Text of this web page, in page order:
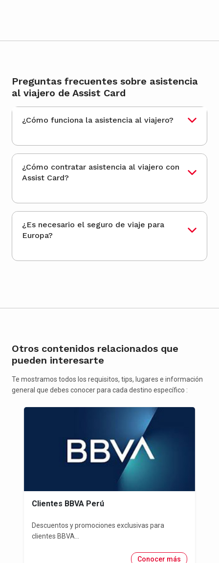
Preguntas frecuentes sobre asistencia
al viajero de Assist Card
¿Cómo funciona la asistencia al viajero?
¿Cómo contratar asistencia al viajero con
Assist Card?
¿Es necesario el seguro de viaje para
Europa?
Otros contenidos relacionados que
pueden interesarte
Te mostramos todos los requisitos, tips, lugares e información
general que debes conocer para cada destino específico :
Clientes BBVA Perú
Descuentos y promociones exclusivas para
clientes BBVA...
Conocer más